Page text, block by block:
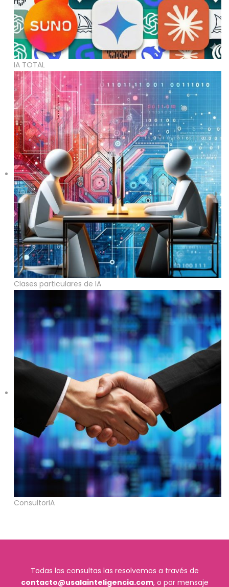
IA TOTAL
Clases particulares de IA
ConsultorIA
Todas las consultas las resolvemos a través de
contacto@usalainteligencia.com, o por mensaje